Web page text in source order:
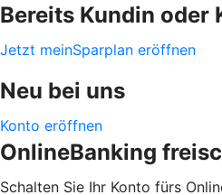
Bereits Kundin oder
Jetzt meinSparplan eröffnen
Neu bei uns
Konto eröffnen
OnlineBanking
Schalten Sie Ihr Konto fürs